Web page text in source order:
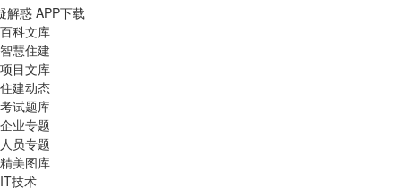
解惑 APP下载
百科文库
智慧住建
项目文库
住建动态
考试题库
企业专题
人员专题
精美图库
IT技术